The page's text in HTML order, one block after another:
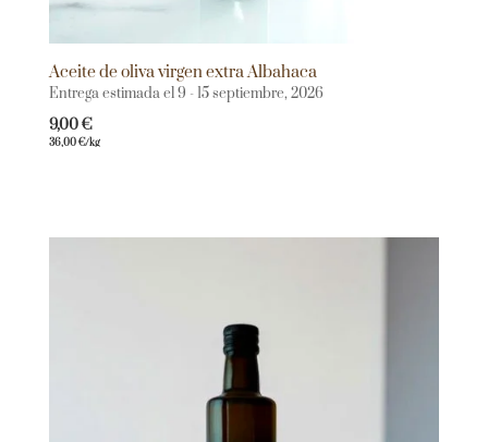
Aceite de oliva virgen extra Albahaca
Entrega estimada el 9 - 15 septiembre, 2026
9,00€
36,00€/kg